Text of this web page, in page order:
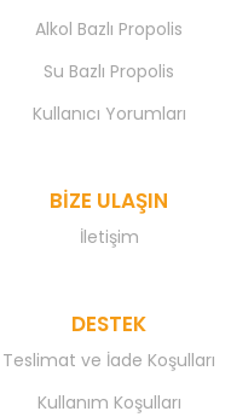
Alkol Bazlı Propolis
Su Bazlı Propolis
Kullanıcı Yorumları
BIZE ULAŞIN
İletişim
DESTEK
Teslimat ve İade Koşulları
Kullanım Koşulları